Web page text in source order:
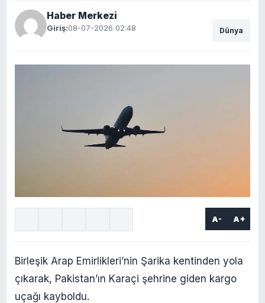
Haber Merkezi
Giriş:08-07-2026 02:48 Dünya
A- A+
Birleşik Arap Emirlikleri’nin Şarika kentinden yola
çıkarak, Pakistan’ın Karaçi şehrine giden kargo
uçağı kayboldu.